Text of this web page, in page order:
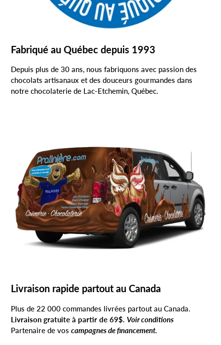
Fabriqué au Québec depuis 1993
Depuis plus de 30 ans, nous fabriquons avec passion des
chocolats artisanaux et des douceurs gourmandes dans
notre chocolaterie de Lac-Etchemin, Québec.
Livraison rapide partout au Canada
Plus de 22 000 commandes livrées partout au Canada.
Livraison gratuite à partir de 69$. Voir conditions
Partenaire de vos campagnes de financement.